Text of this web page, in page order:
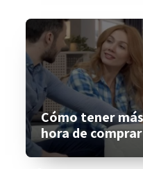
Cómo tener
hora de